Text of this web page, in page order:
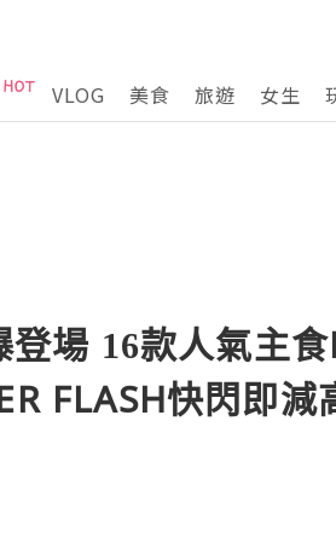
VLOG 美食 旅遊 女生
場 16款人氣主
FLASH快閃即減